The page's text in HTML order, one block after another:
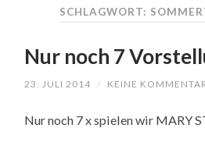
SCHLAGWORT:
Nur noch 7
23. JULI 2014 / KEINE
Nur noch 7 x spielen wir MARY